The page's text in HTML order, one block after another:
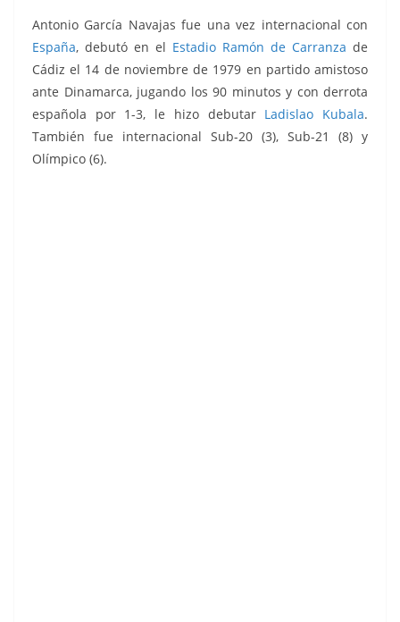
Antonio García Navajas fue una vez internacional con
España, debutó en el Estadio Ramón de Carranza de
Cádiz el 14 de noviembre de 1979 en partido amistoso
ante Dinamarca, jugando los 90 minutos y con derrota
española por 1-3, le hizo debutar Ladislao Kubala.
También fue internacional Sub-20 (3), Sub-21 (8) y
Olímpico (6).